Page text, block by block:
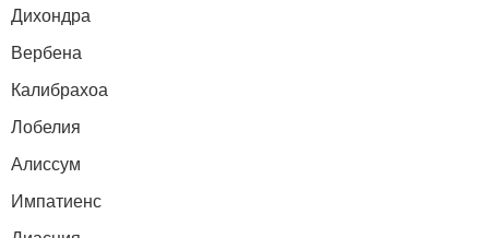
Дихондра
Вербена
Калибрахоа
Лобелия
Алиссум
Импатиенс